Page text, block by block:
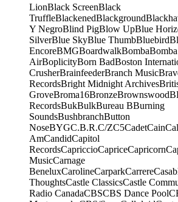
LionBlack ScreenBlack
TruffleBlackenedBlackground
Y NegroBlind PigBlow UpBlue
SilverBlue SkyBlue ThumbBluebird
EncoreBMGBoardwalkBomba
AirBoplicityBorn BadBoston
CrusherBrainfeederBranch Music
RecordsBright Midnight Archives
GroveBroma16BronzeBrownswood
RecordsBukBulkBureau BBurning
SoundsBushbranchButton
NoseBYGC.B.R.C/ZC5CadetCain
AmCandidCapitol
RecordsCapriccioCapriceCapricorn
MusicCarnage
BeneluxCarolineCarparkCarrere
ThoughtsCastle ClassicsCastle
Radio CanadaCBSCBS Dance Pool